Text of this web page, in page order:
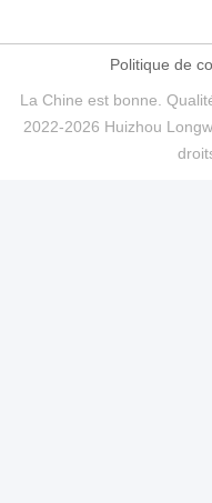
Politique de
La Chine est bonne.
2022-2026 Huizhou